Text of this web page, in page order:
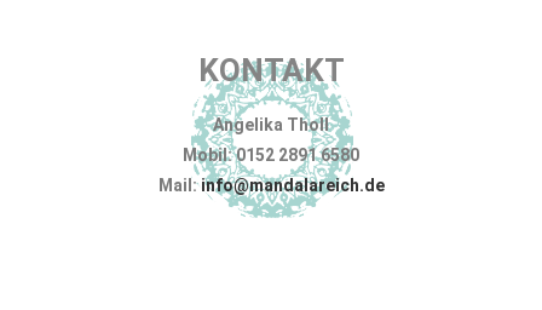
KONTAKT
Angelika Tholl
Mobil: 0152 2891 6580
Mail:info@mandalareich.de